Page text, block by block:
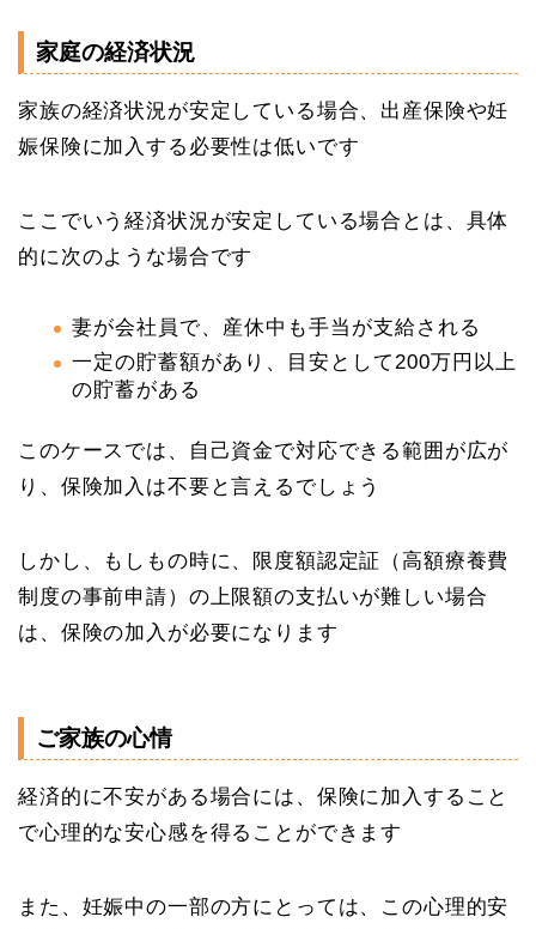
家庭の経済状況
家族の経済状況が安定している場合、出産保険や妊
娠保険に加入する必要性は低いです
ここでいう経済状況が安定している場合とは、具体
的に次のような場合です
妻が会社員で、産休中も手当が支給される
一定の貯蓄額があり、目安として200万円以上
の貯蓄がある
このケースでは、自己資金で対応できる範囲が広が
り、保険加入は不要と言えるでしょう
しかし、もしもの時に、限度額認定証（高額療養費
制度の事前申請）の上限額の支払いが難しい場合
は、保険の加入が必要になります
ご家族の心情
経済的に不安がある場合には、保険に加入すること
で心理的な安心感を得ることができます
また、妊娠中の一部の方にとっては、この心理的安